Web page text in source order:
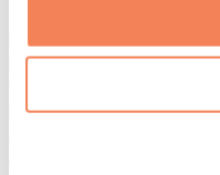
Vörösfény-terápia
Öko háztartás